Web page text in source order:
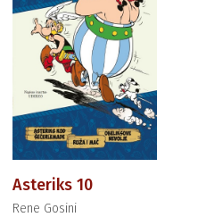
Asteriks 10
Rene Gosini